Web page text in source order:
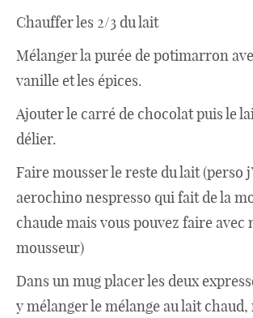
apéro
Halloween
Boulette
Chauffer les 2/3 du lait
Mélanger la purée de potimarron
vanille et les épices.
Ajouter le carré de chocolat puis le
délier.
Faire mousser le reste du lait (perso
aerochino nespresso qui fait de la
chaude mais vous pouvez faire avec
mousseur)
Dans un mug placer les deux
y mélanger le mélange au lait